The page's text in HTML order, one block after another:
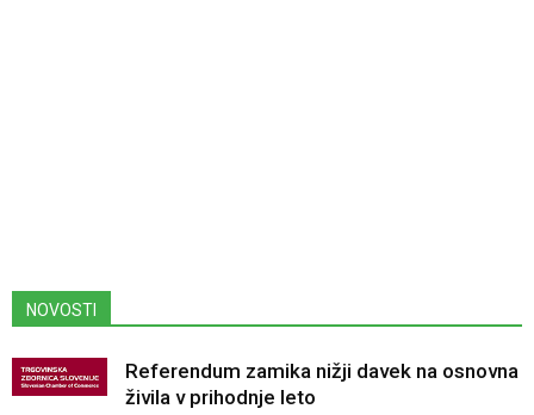
NOVOSTI
Referendum zamika nižji davek na osnovna
živila v prihodnje leto